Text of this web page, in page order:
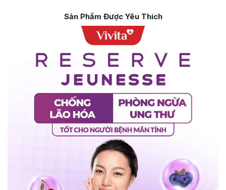
Sản Phẩm Được Yêu Thích